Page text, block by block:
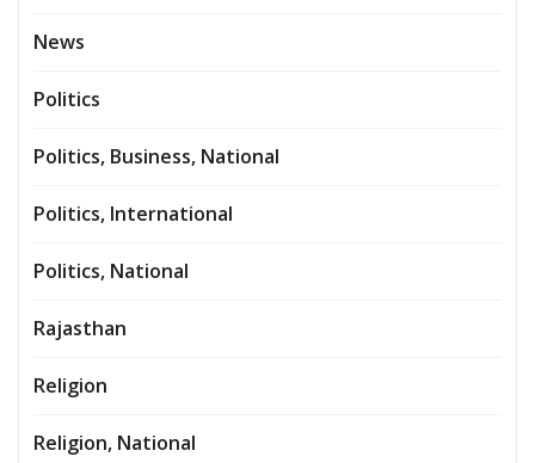
News
Politics
Politics, Business, National
Politics, International
Politics, National
Rajasthan
Religion
Religion, National